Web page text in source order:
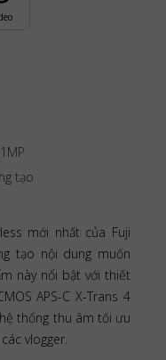
tạo
mới nhất của Fuji
tạo nội dung muốn
này nổi bật với thiết
APS-C X-Trans 4
thống thu âm tối ưu
vlogger.